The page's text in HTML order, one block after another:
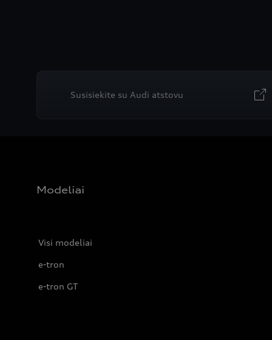
Susisiekite su Audi atstovu
Modeliai
Visi modeliai
e-tron
e-tron GT